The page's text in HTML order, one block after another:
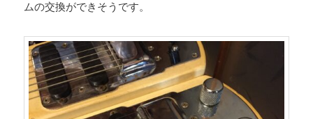
ムの交換ができそうです。